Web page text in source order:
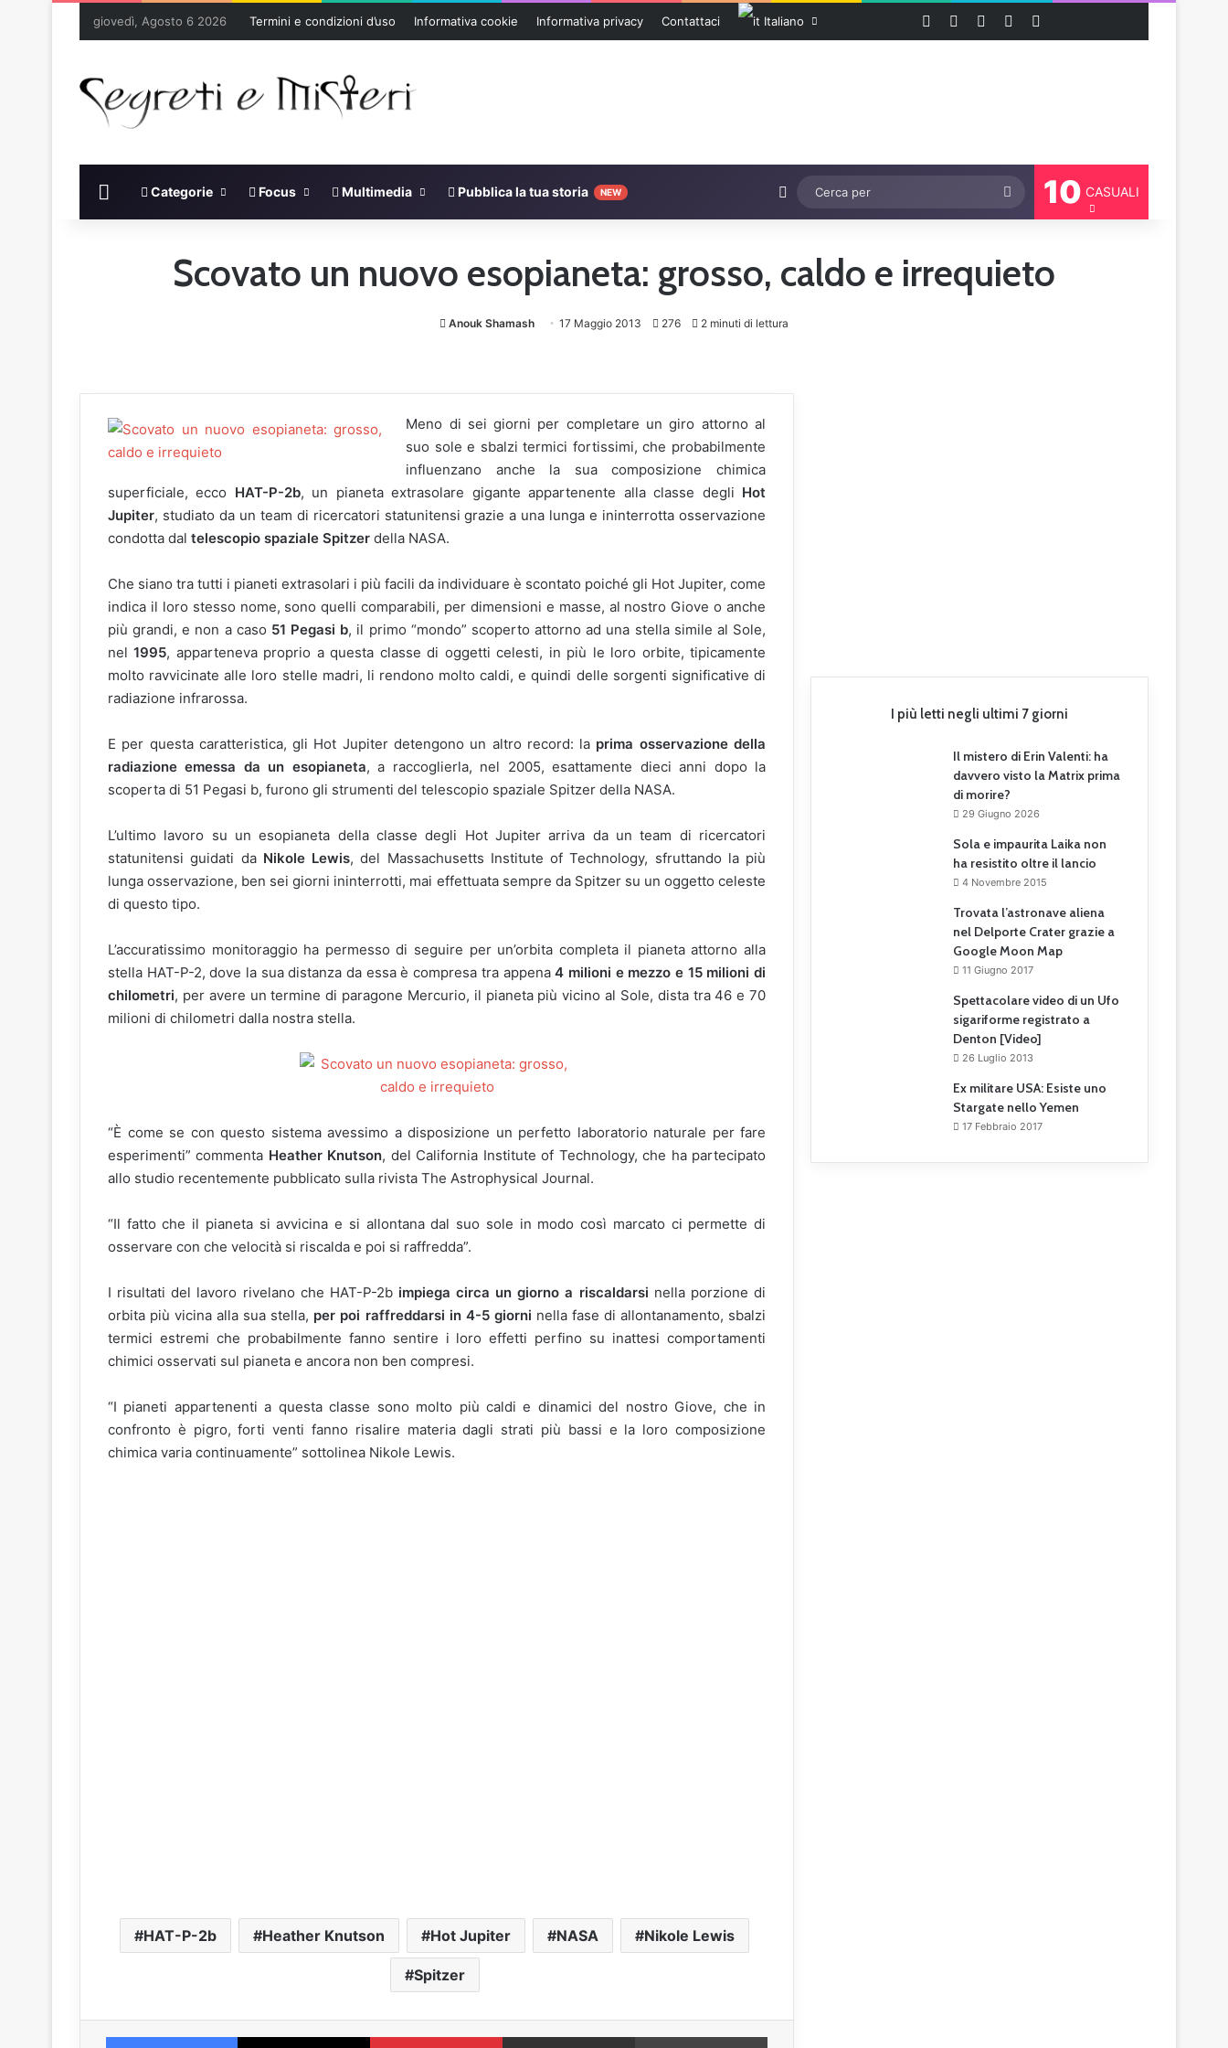
giovedì, Agosto 6 2026 Termini e condizioni d’uso Informativa cookie Informativa privacy Contattaci Italiano Facebook You TubeInstagram
Home Categorie Focus Multimedia Pubblica la tua storia NEW Cambia aspetto
Cerca
per
10 CASUALI
Scovato un nuovo esopianeta: grosso, caldo e irrequieto
Anouk Shamash 17 Maggio 2013 276 2 minuti di lettura
Meno di sei giorni per completare un giro attorno al
suo sole e sbalzi termici fortissimi, che probabilmente
influenzano anche la sua composizione chimica
superficiale, ecco HAT-P-2b, un pianeta extrasolare gigante appartenente alla classe degli Hot
Jupiter, studiato da un team di ricercatori statunitensi grazie a una lunga e ininterrotta osservazione
condotta dal telescopio spaziale Spitzer della NASA.
Che siano tra tutti i pianeti extrasolari i più facili da individuare è scontato poiché gli Hot Jupiter, come
indica il loro stesso nome, sono quelli comparabili, per dimensioni e masse, al nostro Giove o anche
più grandi, e non a caso 51 Pegasi b, il primo “mondo” scoperto attorno ad una stella simile al Sole,
nel1995, apparteneva proprio a questa classe di oggetti celesti, in più le loro orbite, tipicamente
molto ravvicinate alle loro stelle madri, li rendono molto caldi, e quindi delle sorgenti significative di
radiazione infrarossa.
E per questa caratteristica, gli Hot Jupiter detengono un altro record: la prima osservazione della
radiazione emessa da un esopianeta, a raccoglierla, nel 2005, esattamente dieci anni dopo la
scoperta di 51 Pegasi b, furono gli strumenti del telescopio spaziale Spitzer della NASA.
L’ultimo lavoro su un esopianeta della classe degli Hot Jupiter arriva da un team di ricercatori
statunitensi guidati da Nikole Lewis, del Massachusetts Institute of Technology, sfruttando la più
lunga osservazione, ben sei giorni ininterrotti, mai effettuata sempre da Spitzer su un oggetto celeste
di questo tipo.
L’accuratissimo monitoraggio ha permesso di seguire per un’orbita completa il pianeta attorno alla
stella HAT-P-2, dove la sua distanza da essa è compresa tra appena4 milioni e mezzo e 15 milioni di
chilometri, per avere un termine di paragone Mercurio, il pianeta più vicino al Sole, dista tra 46 e 70
milioni di chilometri dalla nostra stella.
“È come se con questo sistema avessimo a disposizione un perfetto laboratorio naturale per fare
esperimenti” commenta Heather Knutson, del California Institute of Technology, che ha partecipato
allo studio recentemente pubblicato sulla rivista The Astrophysical Journal.
“Il fatto che il pianeta si avvicina e si allontana dal suo sole in modo così marcato ci permette di
osservare con che velocità si riscalda e poi si raffredda”.
I risultati del lavoro rivelano che HAT-P-2b impiega circa un giorno a riscaldarsi nella porzione di
orbita più vicina alla sua stella, per poi raffreddarsi in 4-5 giorni nella fase di allontanamento, sbalzi
termici estremi che probabilmente fanno sentire i loro effetti perfino su inattesi comportamenti
chimici osservati sul pianeta e ancora non ben compresi.
“I pianeti appartenenti a questa classe sono molto più caldi e dinamici del nostro Giove, che in
confronto è pigro, forti venti fanno risalire materia dagli strati più bassi e la loro composizione
chimica varia continuamente” sottolinea Nikole Lewis.
HAT-P-2b Heather Knutson Hot Jupiter NASA Nikole Lewis
Spitzer
Facebook X Pinterest Condividi via mail
I più letti negli ultimi 7 giorni
Il mistero di Erin Valenti: ha
davvero visto la Matrix prima
di morire?
29 Giugno 2026
Sola e impaurita Laika non
ha resistito oltre il lancio
4 Novembre 2015
Trovata l’astronave aliena
nel Delporte Crater grazie a
Google Moon Map
11 Giugno 2017
Spettacolare video di un Ufo
sigariforme registrato a
Denton [Video]
26 Luglio 2013
Ex militare USA: Esiste uno
Stargate nello Yemen
17 Febbraio 2017